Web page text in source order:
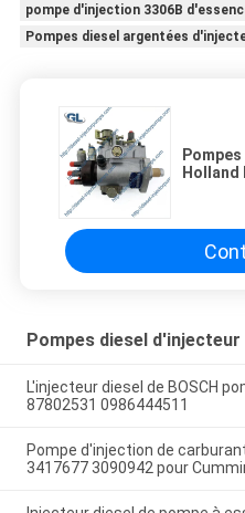
pompe d'injection 3306B
Pompes diesel argentées
Holland
Pompes diesel d'injecteur
L'injecteur diesel de BOSCH
87802531 0986444511
Pompe d'injection de
3417677 3090942 pour